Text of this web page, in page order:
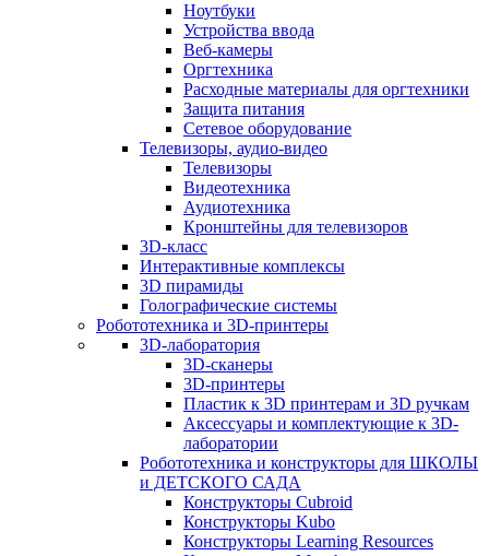
Ноутбуки
Устройства ввода
Веб-камеры
Оргтехника
Расходные материалы для оргтехники
Защита питания
Сетевое оборудование
Телевизоры, аудио-видео
Телевизоры
Видеотехника
Аудиотехника
Кронштейны для телевизоров
3D-класс
Интерактивные комплексы
3D пирамиды
Голографические системы
Робототехника и 3D-принтеры
3D-лаборатория
3D-сканеры
3D-принтеры
Пластик к 3D принтерам и 3D ручкам
Аксессуары и комплектующие к 3D-
лаборатории
Робототехника и конструкторы для ШКОЛЫ
и ДЕТСКОГО САДА
Конструкторы Cubroid
Конструкторы Kubo
Конструкторы Learning Resources